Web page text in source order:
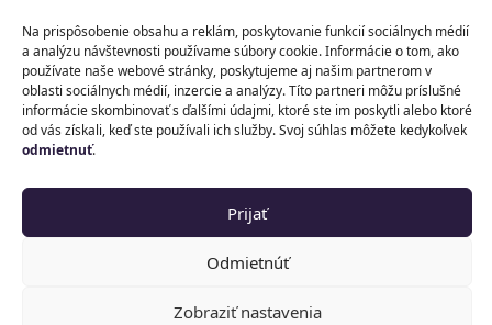
Na prispôsobenie obsahu a reklám, poskytovanie funkcií sociálnych médií
a analýzu návštevnosti používame súbory cookie. Informácie o tom, ako
používate naše webové stránky, poskytujeme aj našim partnerom v
oblasti sociálnych médií, inzercie a analýzy. Títo partneri môžu príslušné
informácie skombinovať s ďalšími údajmi, ktoré ste im poskytli alebo ktoré
od vás získali, keď ste používali ich služby. Svoj súhlas môžete kedykoľvek
odmietnuť.
Prijať
Odmietnúť
Zobraziť nastavenia
dovozca. Od tohto sa odvíjajú aj povinnosti,
ktoré musíte splniť.
Určte, kto je za AI zodpovedný
Bez jasnej zodpovednosti sa nestane nič.
Niekoho treba určiť zaAI Officer
ktorá dohliada na to, aké AI systémy firma
používa, ako sú nastavené a či sú v súlade s